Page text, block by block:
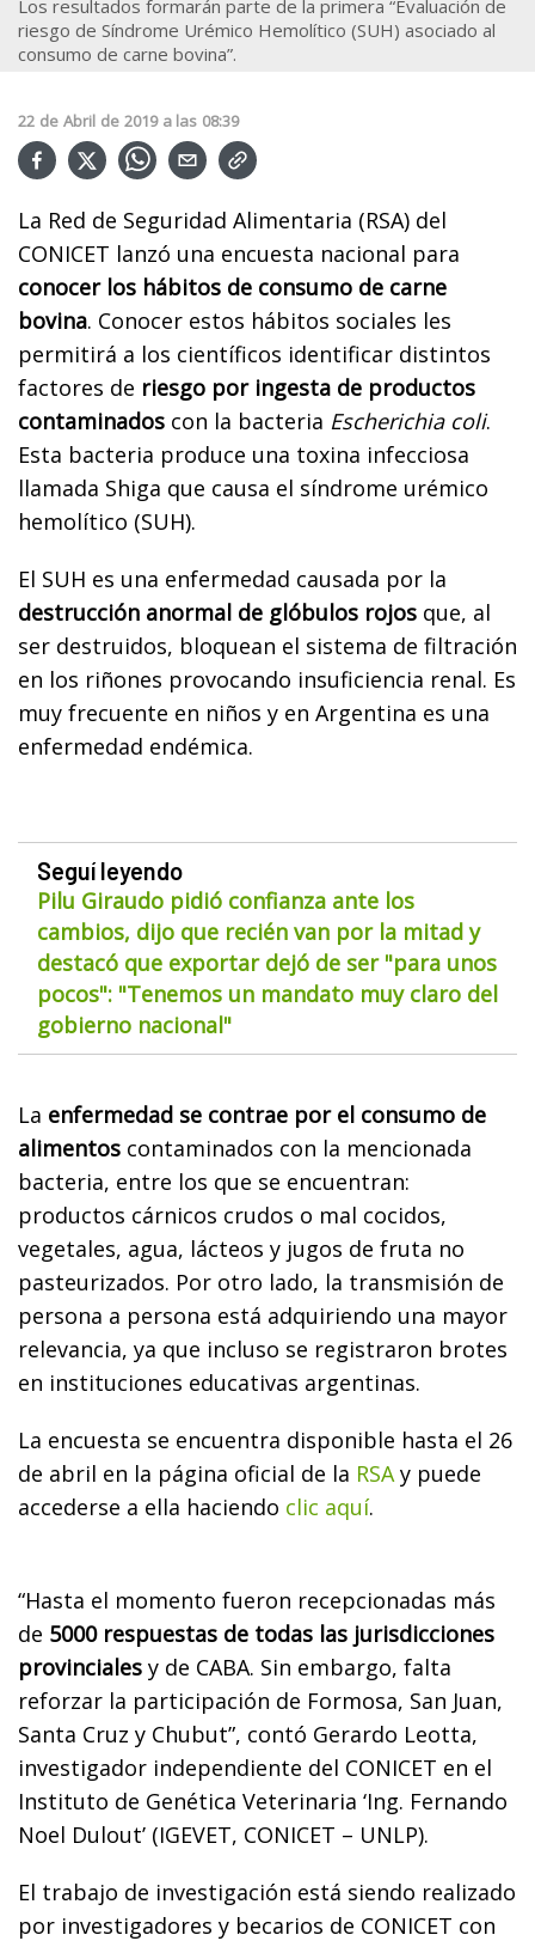
Los resultados formarán parte de la primera “Evaluación de
riesgo de Síndrome Urémico Hemolítico (SUH) asociado al
consumo de carne bovina”.
22 de Abril de 2019 a las 08:39
La Red de Seguridad Alimentaria (RSA) del
CONICET lanzó una encuesta nacional para
conocer los hábitos de consumo de carne
bovina. Conocer estos hábitos sociales les
permitirá a los científicos identificar distintos
factores de riesgo por ingesta de productos
contaminados con la bacteria Escherichia coli.
Esta bacteria produce una toxina infecciosa
llamada Shiga que causa el síndrome urémico
hemolítico (SUH).
El SUH es una enfermedad causada por la
destrucción anormal de glóbulos rojos que, al
ser destruidos, bloquean el sistema de filtración
en los riñones provocando insuficiencia renal. Es
muy frecuente en niños y en Argentina es una
enfermedad endémica.
Seguí leyendo
Pilu Giraudo pidió confianza ante los
cambios, dijo que recién van por la mitad y
destacó que exportar dejó de ser "para unos
pocos": "Tenemos un mandato muy claro del
gobierno nacional"
La enfermedad se contrae por el consumo de
alimentos contaminados con la mencionada
bacteria, entre los que se encuentran:
productos cárnicos crudos o mal cocidos,
vegetales, agua, lácteos y jugos de fruta no
pasteurizados. Por otro lado, la transmisión de
persona a persona está adquiriendo una mayor
relevancia, ya que incluso se registraron brotes
en instituciones educativas argentinas.
La encuesta se encuentra disponible hasta el 26
de abril en la página oficial de la RSAy puede
accederse a ella haciendo clic aquí.
“Hasta el momento fueron recepcionadas más
de 5000 respuestas de todas las jurisdicciones
provinciales y de CABA. Sin embargo, falta
reforzar la participación de Formosa, San Juan,
Santa Cruz y Chubut”, contó Gerardo Leotta,
investigador independiente del CONICET en el
Instituto de Genética Veterinaria ‘Ing. Fernando
Noel Dulout’ (IGEVET, CONICET – UNLP).
El trabajo de investigación está siendo realizado
por investigadores y becarios de CONICET con